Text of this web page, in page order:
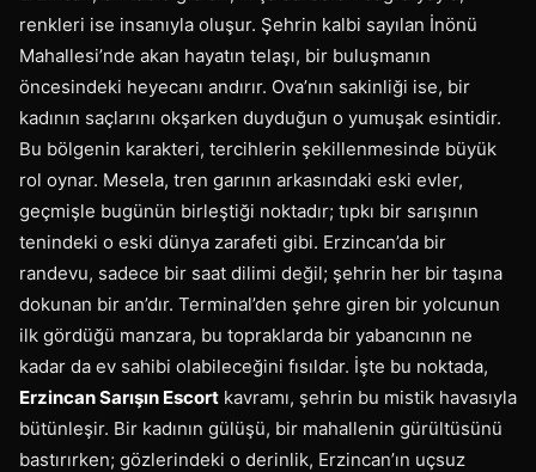
renkleri ise insanıyla oluşur. Şehrin kalbi sayılan İnönü
Mahallesi’nde akan hayatın telaşı, bir buluşmanın
öncesindeki heyecanı andırır. Ova’nın sakinliği ise, bir
kadının saçlarını okşarken duyduğun o yumuşak esintidir.
Bu bölgenin karakteri, tercihlerin şekillenmesinde büyük
rol oynar. Mesela, tren garının arkasındaki eski evler,
geçmişle bugünün birleştiği noktadır; tıpkı bir sarışının
tenindeki o eski dünya zarafeti gibi. Erzincan’da bir
randevu, sadece bir saat dilimi değil; şehrin her bir taşına
dokunan bir an’dır. Terminal’den şehre giren bir yolcunun
ilk gördüğü manzara, bu topraklarda bir yabancının ne
kadar da ev sahibi olabileceğini fısıldar. İşte bu noktada,
Erzincan Sarışın Escort kavramı, şehrin bu mistik havasıyla
bütünleşir. Bir kadının gülüşü, bir mahallenin gürültüsünü
bastırırken; gözlerindeki o derinlik, Erzincan’ın uçsuz